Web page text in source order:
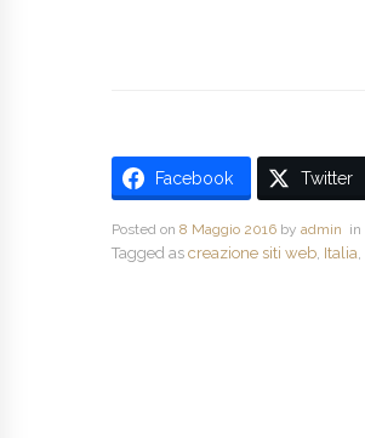
Facebook Twitter
Posted on 8 Maggio 2016 by admin in
Tagged as creazione siti web Italia